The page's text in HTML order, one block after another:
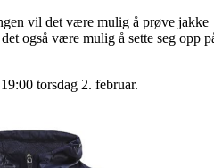
vil det være mulig å prøve jakke
også være mulig å sette seg opp
torsdag 2. februar.